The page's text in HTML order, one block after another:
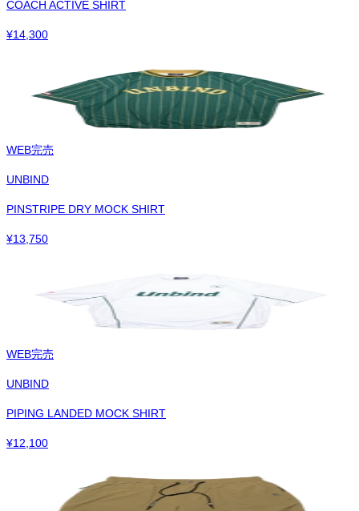
COACH ACTIVE SHIRT
¥14,300
WEB完売
UNBIND
PINSTRIPE DRY MOCK SHIRT
¥13,750
WEB完売
UNBIND
PIPING LANDED MOCK SHIRT
¥12,100